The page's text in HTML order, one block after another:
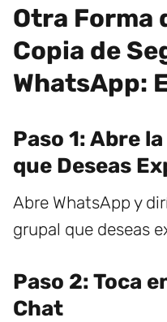
Otra Forma
Copia de
WhatsApp:
Paso 1: Abre
que Deseas
Abre WhatsApp y
grupal que deseas
Paso 2: Toca
Chat